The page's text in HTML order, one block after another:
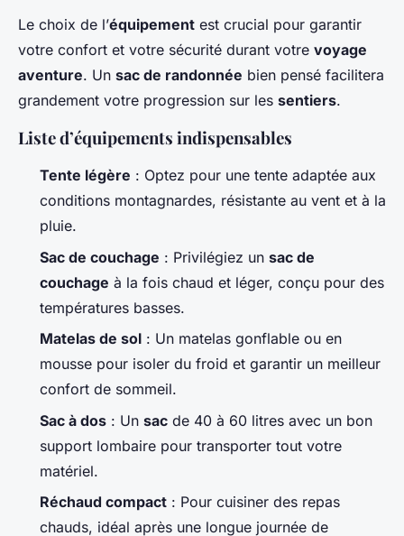
Le choix de l’équipement est crucial pour garantir
votre confort et votre sécurité durant votre voyage
aventure. Un sac de randonnée bien pensé facilitera
grandement votre progression sur les sentiers.
Liste d’équipements indispensables
Tente légère : Optez pour une tente adaptée aux
conditions montagnardes, résistante au vent et à la
pluie.
Sac de couchage : Privilégiez un sac de
couchage à la fois chaud et léger, conçu pour des
températures basses.
Matelas de sol : Un matelas gonflable ou en
mousse pour isoler du froid et garantir un meilleur
confort de sommeil.
Sac à dos : Un sac de 40 à 60 litres avec un bon
support lombaire pour transporter tout votre
matériel.
Réchaud compact : Pour cuisiner des repas
chauds, idéal après une longue journée de